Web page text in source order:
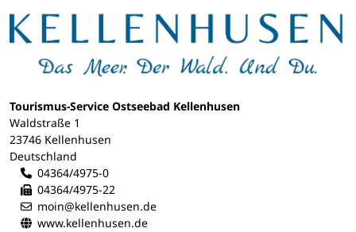
Tourismus-Service Ostseebad Kellenhusen
Waldstraße 1
23746 Kellenhusen
Deutschland
04364/4975-0
04364/4975-22
moin@kellenhusen.de
www.kellenhusen.de